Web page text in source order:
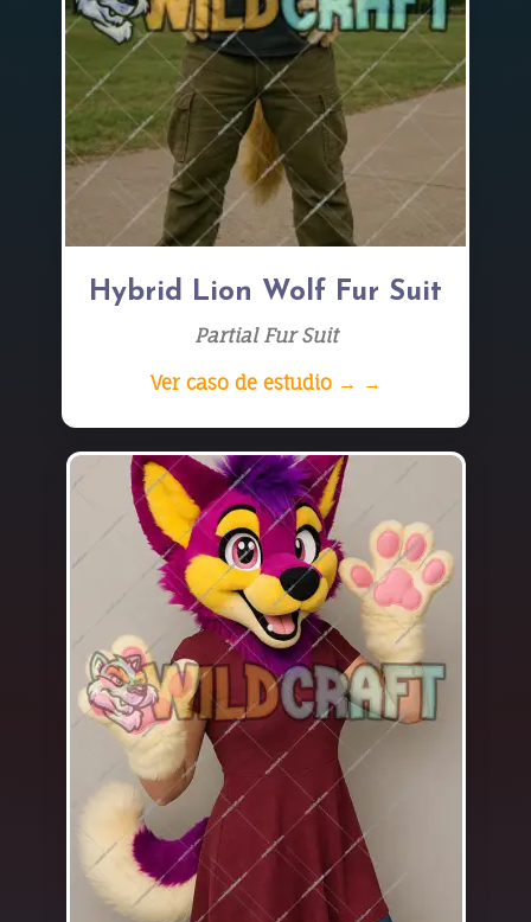
Hybrid Lion Wolf Fur Suit
Partial Fur Suit
Ver caso de estudio → →